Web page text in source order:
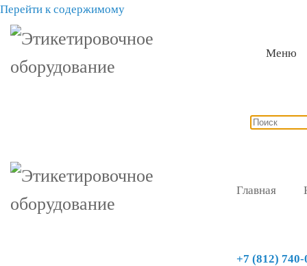
Перейти к содержимому
Меню
Главная
+7 (812) 740-